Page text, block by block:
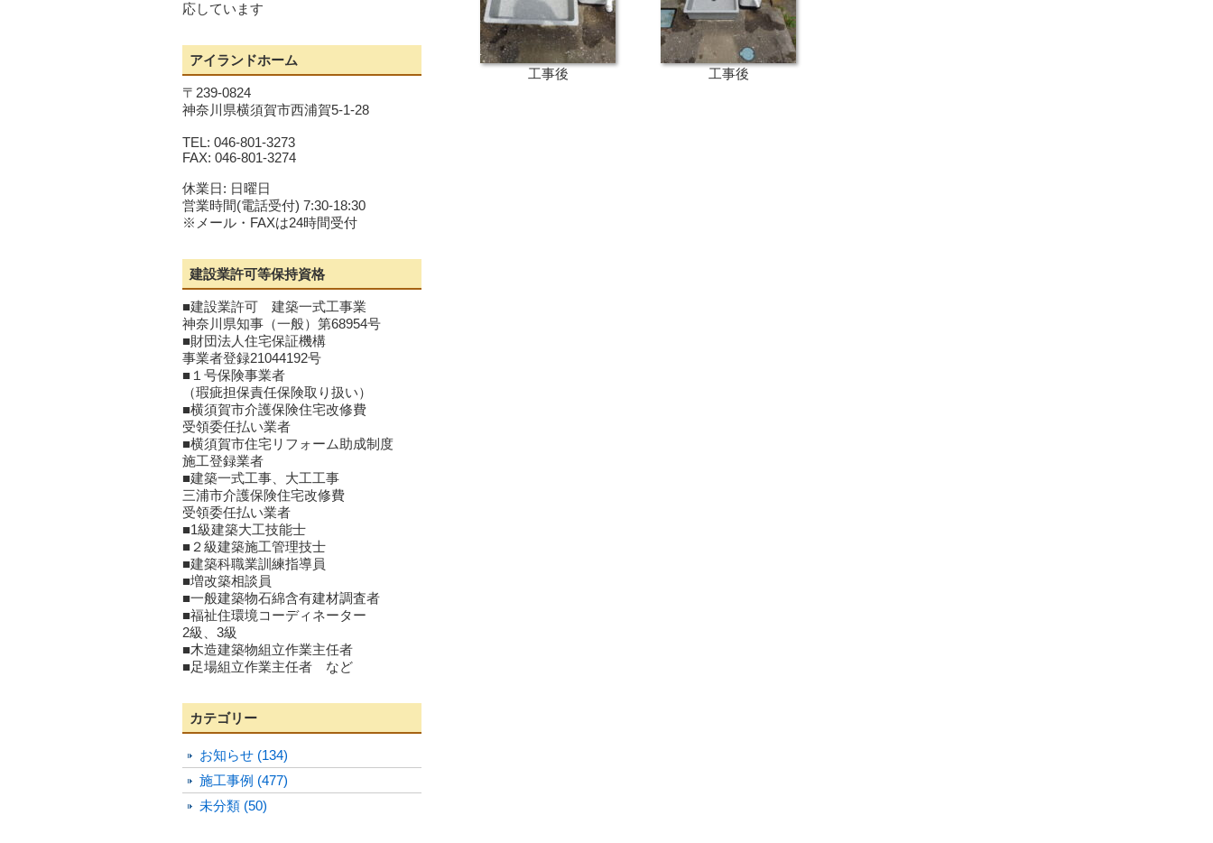
工事後 工事後
応しています
アイランドホーム
〒239-0824
神奈川県横須賀市西浦賀5-1-28
TEL: 046-801-3273
FAX: 046-801-3274
休業日: 日曜日
営業時間(電話受付) 7:30-18:30
※メール・FAXは24時間受付
建設業許可等保持資格
■建設業許可 建築一式工事業
神奈川県知事（一般）第68954号
■財団法人住宅保証機構
事業者登録21044192号
■１号保険事業者
（瑕疵担保責任保険取り扱い）
■横須賀市介護保険住宅改修費
受領委任払い業者
■横須賀市住宅リフォーム助成制度
施工登録業者
■建築一式工事、大工工事
三浦市介護保険住宅改修費
受領委任払い業者
■1級建築大工技能士
■２級建築施工管理技士
■建築科職業訓練指導員
■増改築相談員
■一般建築物石綿含有建材調査者
■福祉住環境コーディネーター
2級、3級
■木造建築物組立作業主任者
■足場組立作業主任者 など
カテゴリー
お知らせ (134)
施工事例 (477)
未分類 (50)